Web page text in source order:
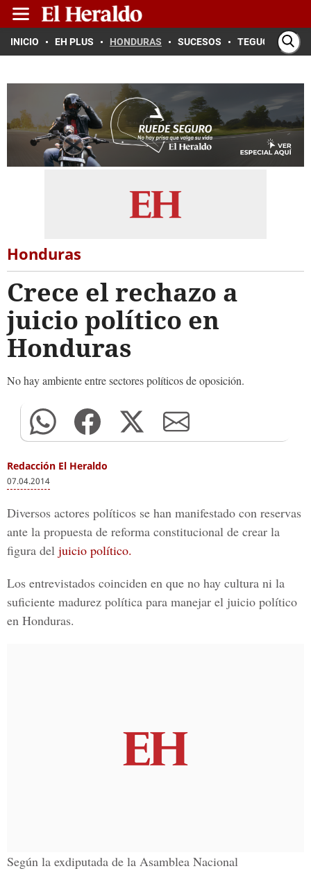
INICIO EH PLUS HONDURAS SUCESOS TEGUCIGALPA
Honduras
Crece el rechazo a
juicio político en
Honduras
No hay ambiente entre sectores políticos de oposición.
Redacción El Heraldo
07.04.2014
Diversos actores políticos se han manifestado con reservas
ante la propuesta de reforma constitucional de crear la
figura del juicio político.
Los entrevistados coinciden en que no hay cultura ni la
suficiente madurez política para manejar el juicio político
en Honduras.
Según la exdiputada de la Asamblea Nacional